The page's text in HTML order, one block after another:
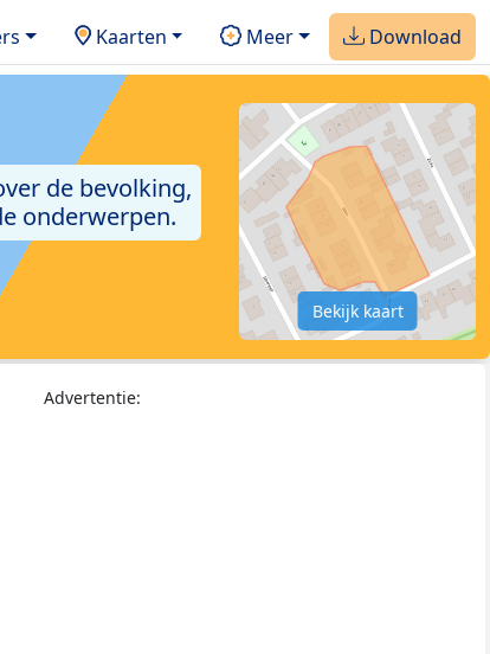
Kaarten Meer Download
de bevolking,
onderwerpen.
Bekijk kaart
Advertentie: